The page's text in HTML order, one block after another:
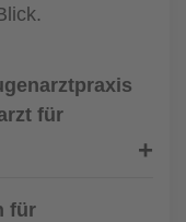
für
für